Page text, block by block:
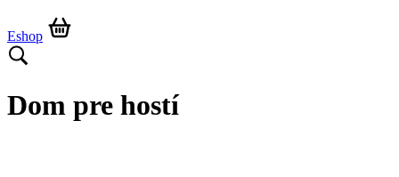
Eshop
Dom pre hostí